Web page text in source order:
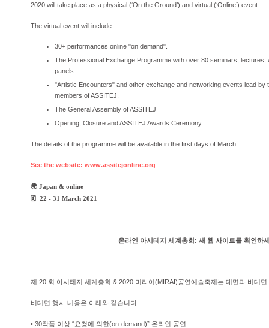
2020 will take place as a physical (‘On the Ground’) and virtual (‘Online’) event.
The virtual event will include:
30+ performances online "on demand".
The Professional Exchange Programme with over 80 seminars,
panels.
"Artistic Encounters" and other exchange and networking events lead by
members of ASSITEJ.
The General Assembly of ASSITEJ
Opening, Closure and ASSITEJ Awards Ceremony
The details of the programme will be available in the first days of March.
See the website: www.assitejonline.org
🌍 Japan & online
🗓 22 - 31 March 2021
온라인 아시테지 세계총회: 새 웹 사이트를 확인하
제 20 회 아시테지 세계총회 & 2020 미라이(MIRAI)공연예술축제는 대면과 비대
비대면 행사 내용은 아래와 같습니다.
• 30작품 이상 “요청에 의한(on-demand)” 온라인 공연.